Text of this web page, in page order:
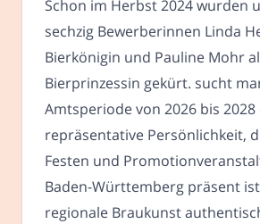
Schon im Herbst 2024 wurden
sechzig Bewerberinnen Linda
Bierkönigin und Pauline Mohr
Bierprinzessin gekürt. sucht
Amtsperiode von 2026 bis
repräsentative Persönlichkeit,
Festen und
Baden-Württemberg präsent
regionale Braukunst